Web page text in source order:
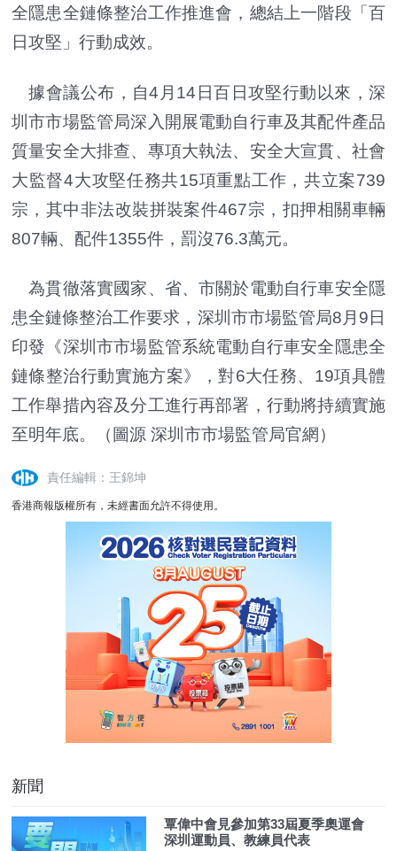
全隱患全鏈條整治工作推進會，總結上一階段「百
日攻堅」行動成效。
據會議公布，自4月14日百日攻堅行動以來，深
圳市市場監管局深入開展電動自行車及其配件產品
質量安全大排查、專項大執法、安全大宣貫、社會
大監督4大攻堅任務共15項重點工作，共立案739
宗，其中非法改裝拼裝案件467宗，扣押相關車輛
807輛、配件1355件，罰沒76.3萬元。
為貫徹落實國家、省、市關於電動自行車安全隱
患全鏈條整治工作要求，深圳市市場監管局8月9日
印發《深圳市市場監管系統電動自行車安全隱患全
鏈條整治行動實施方案》，對6大任務、19項具體
工作舉措內容及分工進行再部署，行動將持續實施
至明年底。
（圖源 深圳市市場監管局官網）
責任編輯：王錦坤
香港商報版權所有，未經書面允許不得使用。
新聞
覃偉中會見參加第33屆夏季奧運會
深圳運動員、教練員代表